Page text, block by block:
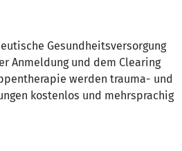
Gesundheitsversorgung
Anmeldung und dem Clearing
werden trauma- und
kostenlos und mehrsprachig